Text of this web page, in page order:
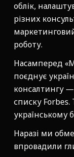
облік,
різних
роботу.
Насамперед
поєднує
консалтингу —
списку
українському
Наразі ми
впровадили